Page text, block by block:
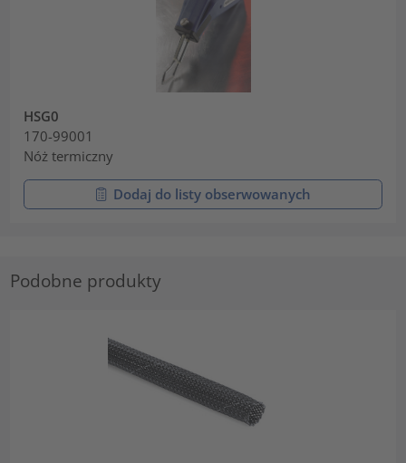
HSG0
170-99001
Nóż termiczny
Dodaj do listy obserwowanych
Podobne produkty